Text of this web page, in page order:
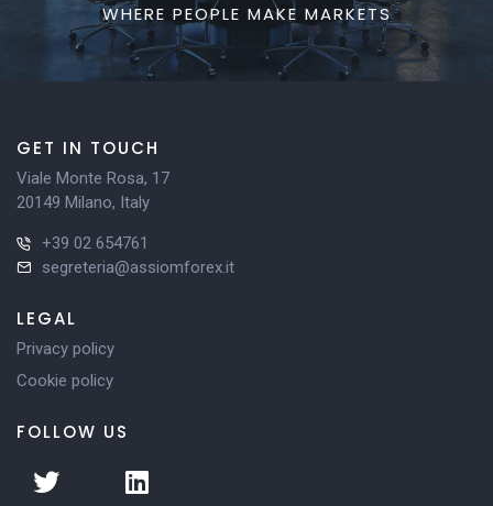
WHERE PEOPLE MAKE MARKETS
GET IN TOUCH
Viale Monte Rosa, 17
20149 Milano, Italy
+39 02 654761
segreteria@assiomforex.it
LEGAL
Privacy policy
Cookie policy
FOLLOW US